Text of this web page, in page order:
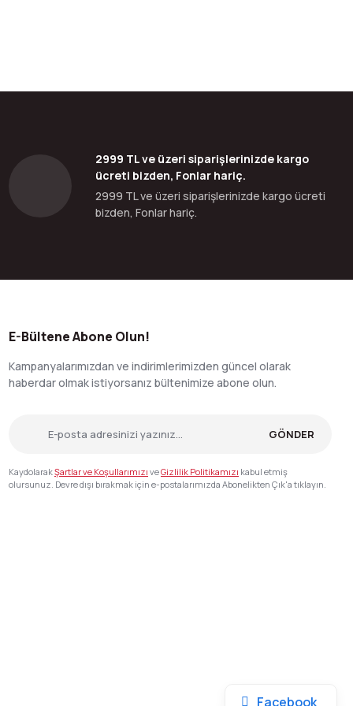
2999 TL ve üzeri siparişlerinizde kargo
ücreti bizden, Fonlar hariç.
2999 TL ve üzeri siparişlerinizde kargo ücreti
bizden, Fonlar hariç.
E-Bültene Abone Olun!
Kampanyalarımızdan ve indirimlerimizden güncel olarak
haberdar olmak istiyorsanız bültenimize abone olun.
GÖNDER
KaydolarakŞartlar ve Koşullarımızı veGizlilik Politikamızı kabul etmiş
olursunuz. Devre dışı bırakmak için e-postalarımızda Abonelikten Çık'a tıklayın.
Facebook